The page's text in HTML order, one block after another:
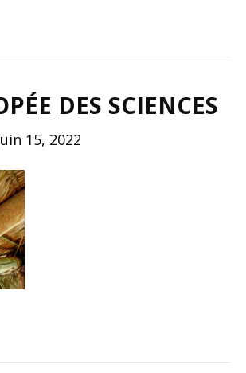
DES SCIENCES
15, 2022